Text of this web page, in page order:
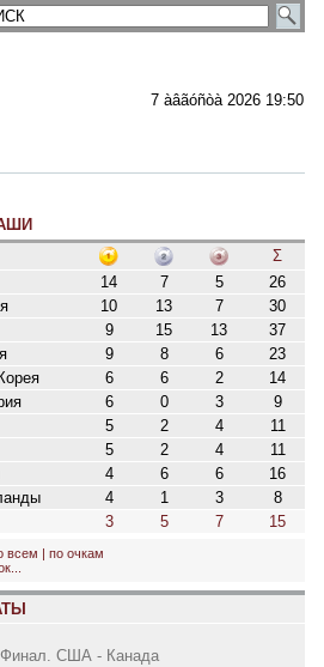
7 àâãóñòà 2026 19:50
Σ
14 7 5
26
10 13 7
30
9 15 13
37
9 8 6
23
6 6 2
14
6 0 3
9
5 2 4
11
5 2 4
11
4 6 6
16
4 1 3
8
3 5 7 15
всем |по очкам
США - Канада